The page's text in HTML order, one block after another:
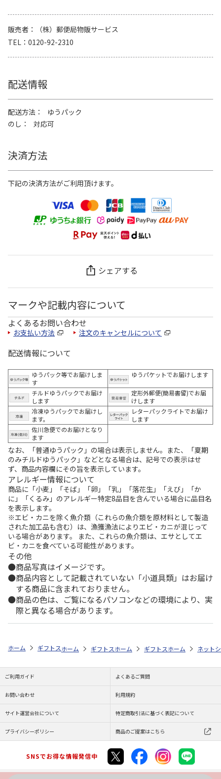
販売者
（株）郵便局物販サービス
TEL
0120-92-2310
配送情報
配送方法
ゆうパック
のし
対応可
決済方法
下記の決済方法がご利用頂けます。
シェアする
マークや記載内容について
よくあるお問い合わせ
お支払い方法 注文のキャンセルについて
配送情報について
ゆうパック等でお届けしま
す
ゆうパケットでお届けします
チルドゆうパックでお届け
します
定形外郵便(簡易書留)でお届
けします
冷凍ゆうパックでお届けし
ます。
レターパックライトでお届け
します
佐川急便でのお届けとなり
ます
なお、「普通ゆうパック」の場合は表示しません。また、「夏期
のみチルドゆうパック」などとなる場合は、記号での表示はせ
ず、商品内容欄にその旨を表示しています。
アレルギー情報について
商品に「小麦」「そば」「卵」「乳」「落花生」「えび」「か
に」「くるみ」のアレルギー特定8品目を含んでいる場合に品目名
を表示します。
※エビ・カニを除く魚介類（これらの魚介類を原材料として製造
された加工品も含む）は、漁獲漁法によりエビ・カニが混じって
いる場合があります。 また、これらの魚介類は、エサとしてエ
ビ・カニを食べている可能性があります。
その他
商品写真はイメージです。
商品内容として記載されていない「小道具類」はお届け
する商品に含まれておりません。
商品の色は、ご覧になるパソコンなどの環境により、実
際と異なる場合があります。
ホーム ギフトストア お中元・夏ギフト特集 2026 おすすめ ご当地
ホーム ギフトストア お中元・夏ギフト特集 2026
ホーム ギフトストア お中元・
ホーム ネット
ご利用ガイド よくあるご質問
お問い合わせ 利用規約
サイト運営会社について 特定商取引法に基づく表記について
プライバシーポリシー 商品のご提案はこちら
SNSでお得な情報発信中